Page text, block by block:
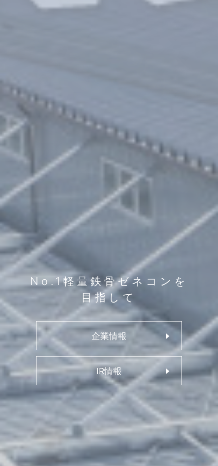
No.1軽量鉄骨ゼネコンを
目指して
企業情報
IR情報